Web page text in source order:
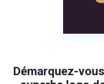
Démarquez-